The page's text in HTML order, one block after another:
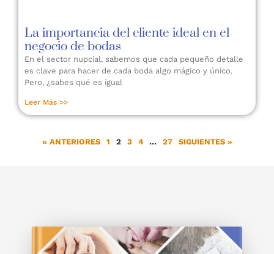
La importancia del cliente ideal en el
negocio de bodas
En el sector nupcial, sabemos que cada pequeño detalle
es clave para hacer de cada boda algo mágico y único.
Pero, ¿sabes qué es igual
Leer Más >>
« ANTERIORES 1 2 3 4 … 27 SIGUIENTES »